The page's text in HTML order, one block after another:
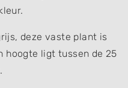
deze vaste plant is
hoogte ligt tussen de 25